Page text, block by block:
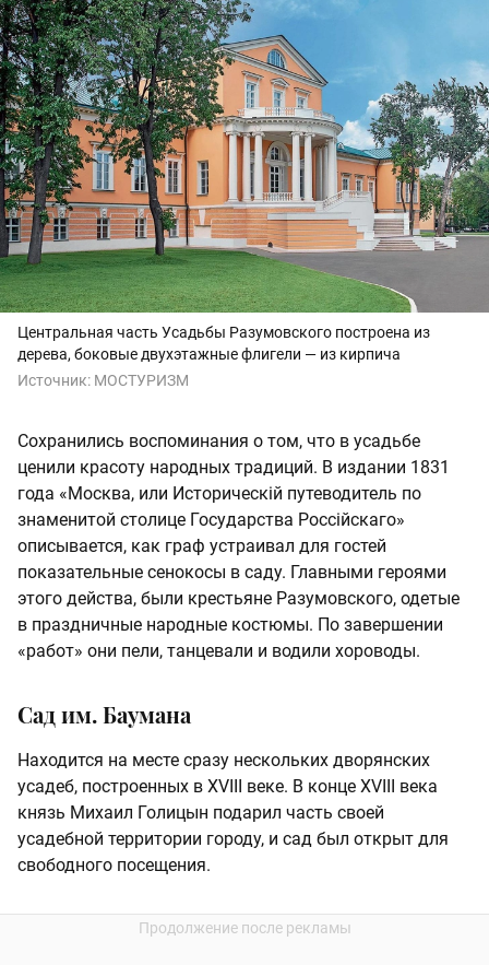
Центральная часть Усадьбы Разумовского построена из
дерева, боковые двухэтажные флигели — из кирпича
Источник: МОСТУРИЗМ
Сохранились воспоминания о том, что в усадьбе
ценили красоту народных традиций. В издании 1831
года «Москва, или Историческiй путеводитель по
знаменитой столице Государства Россiйскаго»
описывается, как граф устраивал для гостей
показательные сенокосы в саду. Главными героями
этого действа, были крестьяне Разумовского, одетые
в праздничные народные костюмы. По завершении
«работ» они пели, танцевали и водили хороводы.
Сад им. Баумана
Находится на месте сразу нескольких дворянских
усадеб, построенных в XVIII веке. В конце XVIII века
князь Михаил Голицын подарил часть своей
усадебной территории городу, и сад был открыт для
свободного посещения.